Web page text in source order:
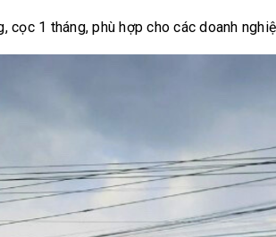
cọc 1 tháng, phù hợp cho các doanh